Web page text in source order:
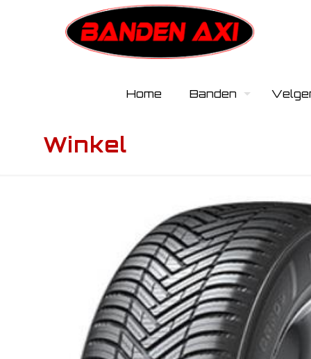
Home Banden
Winkel